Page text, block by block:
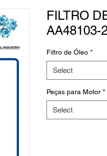
FILTRO
AA48103-
Filtro de Óleo *
Select
Peças para Motor *
Select